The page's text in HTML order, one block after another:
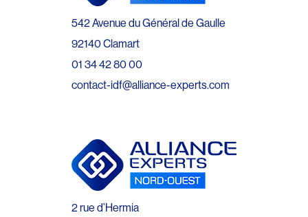
542 Avenue du Général de Gaulle
92140 Clamart
01 34 42 80 00
contact-idf@alliance-experts.com
2 rue d’Hermia